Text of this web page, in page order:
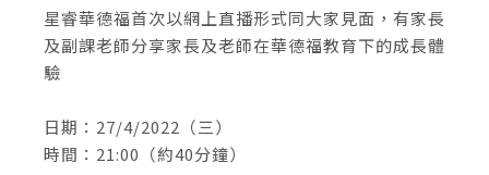
星睿華德福首次以網上直播形式同大家見面，有家長
及副課老師分享家長及老師在華德福教育下的成長體
驗
日期：27/4/2022（三）
時間：21:00（約40分鐘）